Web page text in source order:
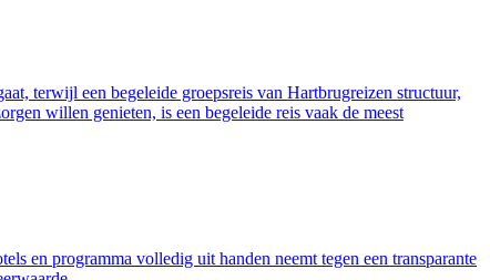
terwijl een begeleide groepsreis van Hartbrugreizen structuur,
willen genieten, is een begeleide reis vaak de meest
en programma volledig uit handen neemt tegen een transparante